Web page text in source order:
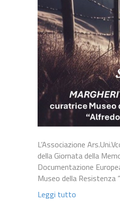
L’Associazione
della Giornata della
Documentazione
Museo della Resistenza
Leggi tutto